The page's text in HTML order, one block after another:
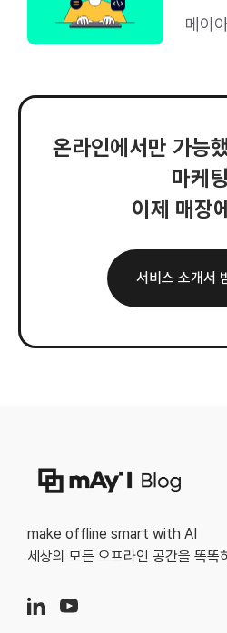
메이
구성
온라인에서만 가능
마케
이제 매장
서비스 소개서
make offline smart with AI
세상의 모든 오프라인 공간을 똑똑